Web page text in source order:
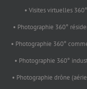
• Visites virtuelles 360°
• Photographie 360°
• Photographie 360°
• Photographie 360°
• Photographie drône